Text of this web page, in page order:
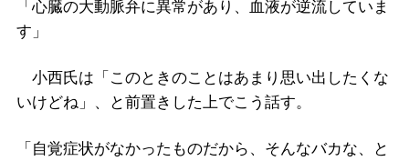
「心臓の大動脈弁に異常があり、血液が逆流していま
す」
小西氏は「このときのことはあまり思い出したくな
いけどね」、と前置きした上でこう話す。
「自覚症状がなかったものだから、そんなバカな、と